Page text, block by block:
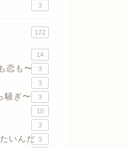
3
172
14
恋も〜 3
3
騒ぎ〜 3
10
3
いんだ 3